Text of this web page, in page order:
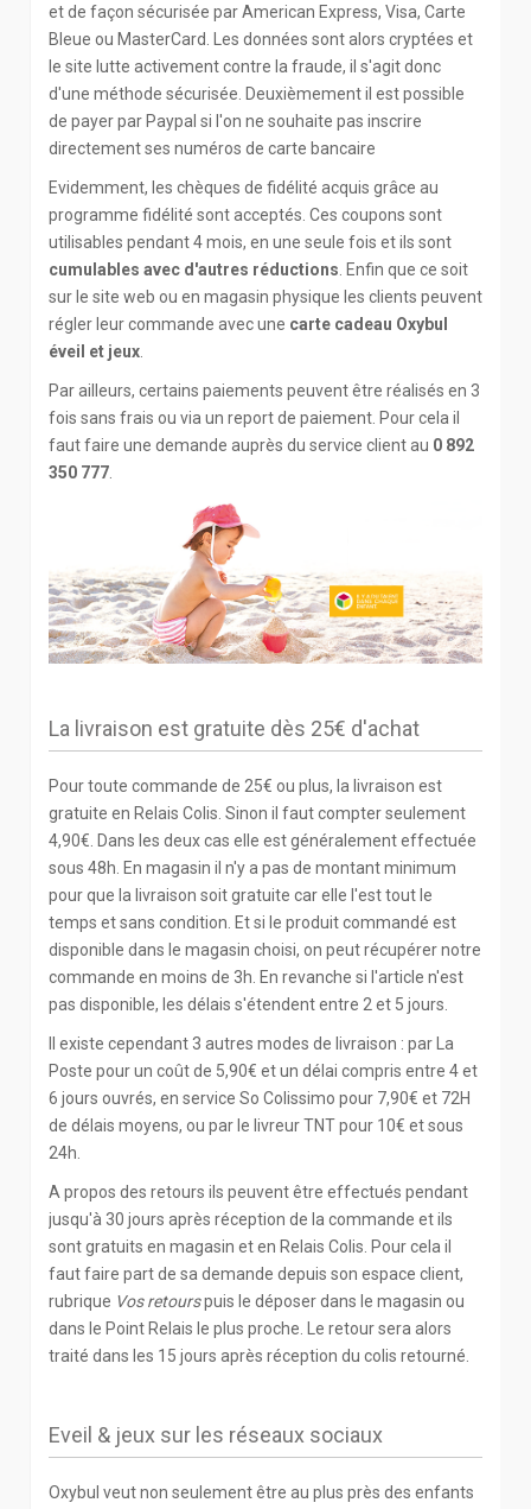
et de façon sécurisée par American Express, Visa, Carte
Bleue ou MasterCard. Les données sont alors cryptées et
le site lutte activement contre la fraude, il s'agit donc
d'une méthode sécurisée. Deuxièmement il est possible
de payer par Paypal si l'on ne souhaite pas inscrire
directement ses numéros de carte bancaire
Evidemment, les chèques de fidélité acquis grâce au
programme fidélité sont acceptés. Ces coupons sont
utilisables pendant 4 mois, en une seule fois et ils sont
cumulables avec d'autres réductions . Enfin que ce soit
sur le site web ou en magasin physique les clients peuvent
régler leur commande avec une carte cadeau Oxybul
éveil et jeux
Par ailleurs, certains paiements peuvent être réalisés en 3
fois sans frais ou via un report de paiement. Pour cela il
faut faire une demande auprès du service client au 0 892
350 777
La livraison est gratuite dès 25€ d'achat
Pour toute commande de 25€ ou plus, la livraison est
gratuite en Relais Colis. Sinon il faut compter seulement
4,90€. Dans les deux cas elle est généralement effectuée
sous 48h. En magasin il n'y a pas de montant minimum
pour que la livraison soit gratuite car elle l'est tout le
temps et sans condition. Et si le produit commandé est
disponible dans le magasin choisi, on peut récupérer notre
commande en moins de 3h. En revanche si l'article n'est
pas disponible, les délais s'étendent entre 2 et 5 jours.
Il existe cependant 3 autres modes de livraison : par La
Poste pour un coût de 5,90€ et un délai compris entre 4 et
6 jours ouvrés, en service So Colissimo pour 7,90€ et 72H
de délais moyens, ou par le livreur TNT pour 10€ et sous
24h.
A propos des retours ils peuvent être effectués pendant
jusqu'à 30 jours après réception de la commande et ils
sont gratuits en magasin et en Relais Colis. Pour cela il
faut faire part de sa demande depuis son espace client,
rubrique Vos retourspuis le déposer dans le magasin ou
dans le Point Relais le plus proche. Le retour sera alors
traité dans les 15 jours après réception du colis retourné.
Eveil & jeux sur les réseaux sociaux
Oxybul veut non seulement être au plus près des enfants